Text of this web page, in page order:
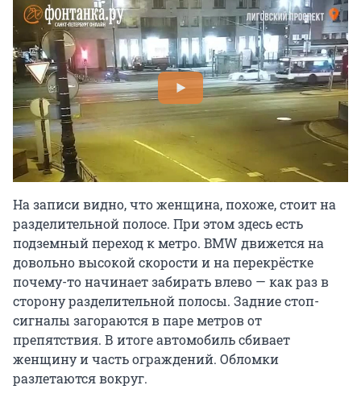
На записи видно, что женщина, похоже, стоит на
разделительной полосе. При этом здесь есть
подземный переход к метро. BMW движется на
довольно высокой скорости и на перекрёстке
почему-то начинает забирать влево — как раз в
сторону разделительной полосы. Задние стоп-
сигналы загораются в паре метров от
препятствия. В итоге автомобиль сбивает
женщину и часть ограждений. Обломки
разлетаются вокруг.